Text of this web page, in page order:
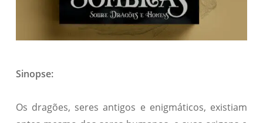
Sinopse:
Os dragões, seres antigos e enigmáticos, existiam